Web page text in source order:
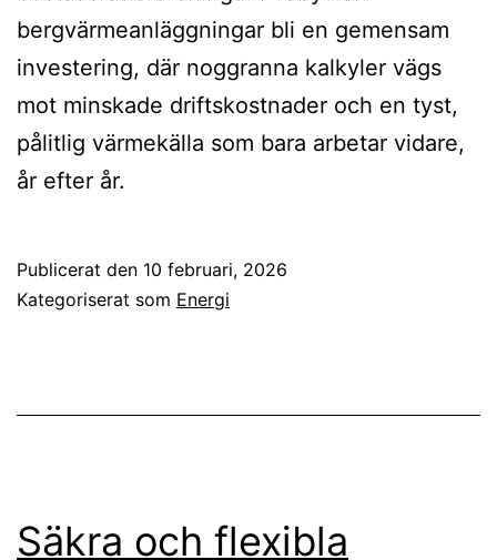
bergvärmeanläggningar bli en gemensam
investering, där noggranna kalkyler vägs
mot minskade driftskostnader och en tyst,
pålitlig värmekälla som bara arbetar vidare,
år efter år.
Publicerat den 10 februari, 2026
Kategoriserat som Energi
Säkra och flexibla